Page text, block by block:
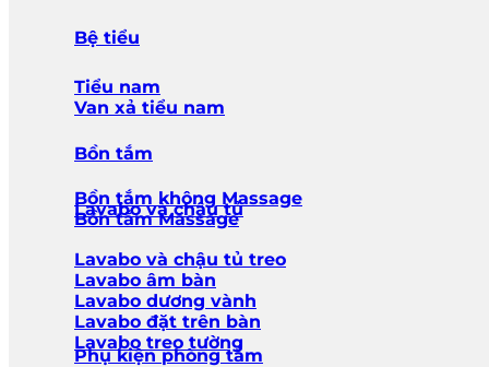
Bệ tiểu
Tiểu nam
Van xả tiểu nam
Bồn tắm
Bồn tắm không Massage
Bồn tắm Massage
Lavabo và chậu tủ
Lavabo và chậu tủ treo
Lavabo âm bàn
Lavabo dương vành
Lavabo đặt trên bàn
Lavabo treo tường
Phụ kiện phòng tắm